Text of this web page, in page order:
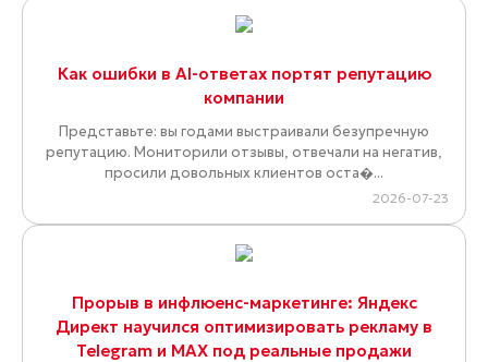
Как ошибки в AI-ответах портят репутацию
компании
Представьте: вы годами выстраивали безупречную
репутацию. Мониторили отзывы, отвечали на негатив,
просили довольных клиентов оста�...
2026-07-23
Прорыв в инфлюенс-маркетинге: Яндекс
Директ научился оптимизировать рекламу в
Telegram и MAX под реальные продажи